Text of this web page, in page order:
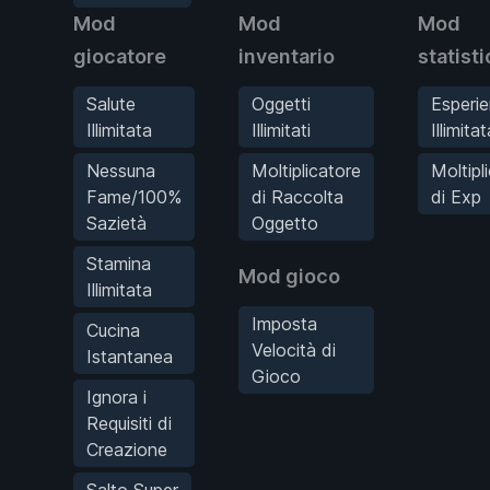
Mod
giocatore
Salute
Illimitata
Nessuna
Fame/100%
Sazietà
Stamina
Illimitata
Cucina
Istantanea
Ignora i
Requisiti di
Creazione
Mod
inventario
Oggetti
Illimitati
Moltiplicatore
di Raccolta
Oggetto
Mod gioco
Imposta
Velocità di
Gioco
Mod
di Exp